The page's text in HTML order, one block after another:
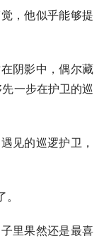
他似乎能够提
阴影中，偶尔藏
一步在护卫的巡
的巡逻护卫，
里果然还是最喜